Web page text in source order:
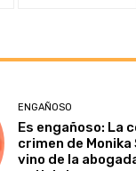
ENGAÑOSO
Es engañoso: La
crimen de
vino de la